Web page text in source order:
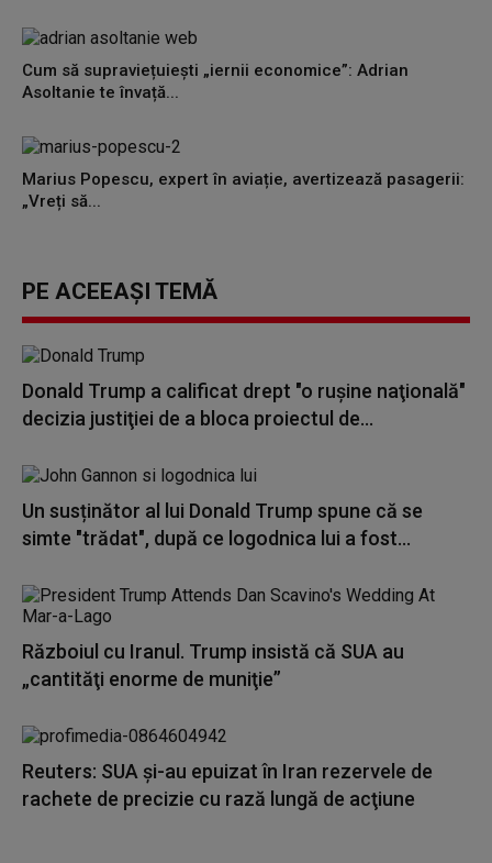
Cum să supraviețuiești „iernii economice”: Adrian
Asoltanie te învață...
Marius Popescu, expert în aviație, avertizează pasagerii:
„Vreți să...
PE ACEEAȘI TEMĂ
Donald Trump a calificat drept "o ruşine naţională"
decizia justiţiei de a bloca proiectul de...
Un susținător al lui Donald Trump spune că se
simte "trădat", după ce logodnica lui a fost...
Războiul cu Iranul. Trump insistă că SUA au
„cantităţi enorme de muniţie”
Reuters: SUA şi-au epuizat în Iran rezervele de
rachete de precizie cu rază lungă de acţiune